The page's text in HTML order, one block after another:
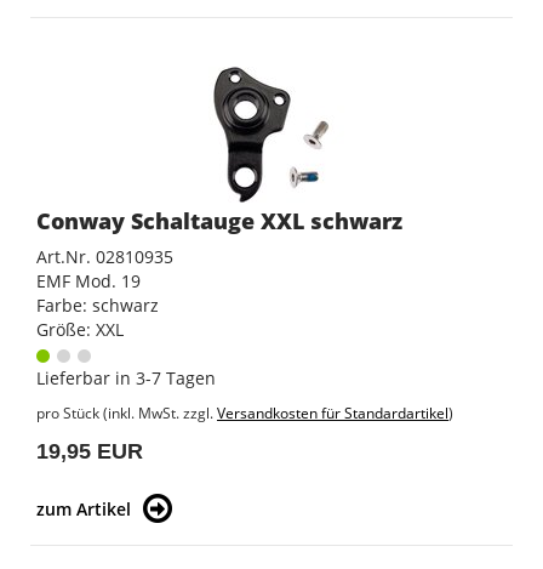
Conway Schaltauge XXL schwarz
Art.Nr. 02810935
EMF Mod. 19
Farbe: schwarz
Größe: XXL
Lieferbar in 3-7 Tagen
pro Stück (inkl. MwSt. zzgl.Versandkosten für Standardartikel)
19,95 EUR
zum Artikel